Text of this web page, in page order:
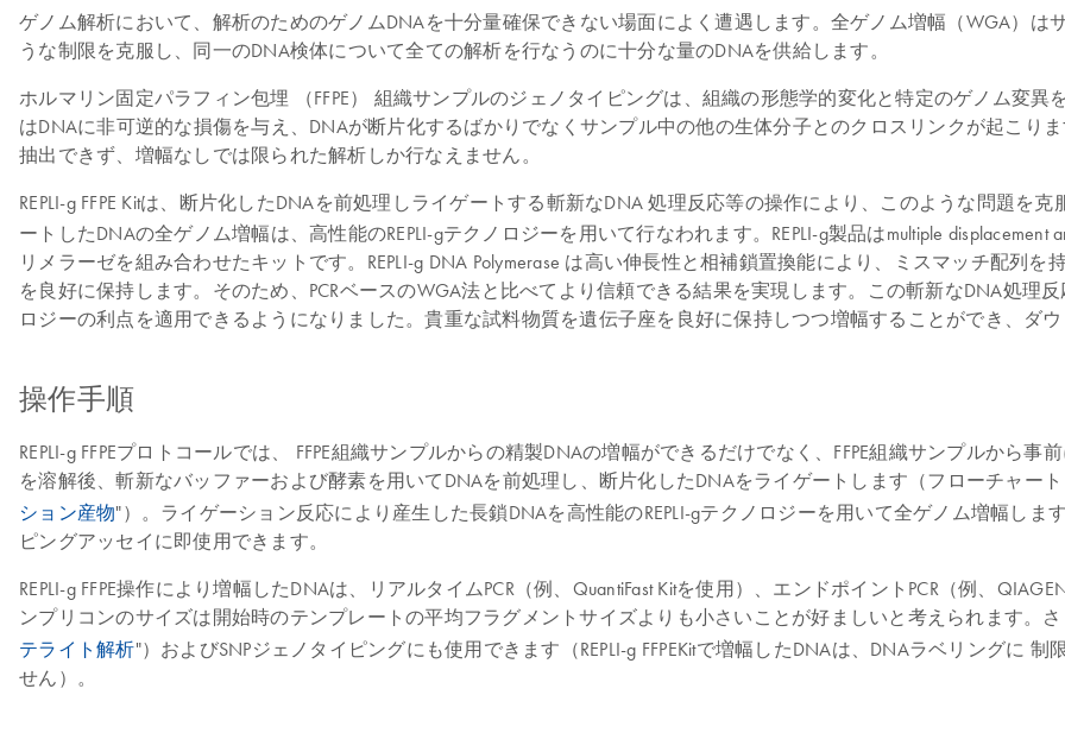
ゲノム解析において、解析のためのゲノムDNAを十分量確保できない場面によく遭遇します。全ゲノム増幅（WGA）
うな制限を克服し、同一のDNA検体について全ての解析を行なうのに十分な量のDNAを供給します。
ホルマリン固定パラフィン包埋 （FFPE） 組織サンプルのジェノタイピングは、組織の形態学的変化と特定のゲノム変
はDNAに非可逆的な損傷を与え、DNAが断片化するばかりでなくサンプル中の他の生体分子とのクロスリンクが起こり
抽出できず、増幅なしでは限られた解析しか行なえません。
REPLI-g FFPE Kitは、断片化したDNAを前処理しライゲートする斬新なDNA 処理反応等の操作により、このような問題を克
ートしたDNAの全ゲノム増幅は、高性能のREPLI-gテクノロジーを用いて行なわれます。REPLI-g製品はmultiple
リメラーゼを組み合わせたキットです。REPLI-g DNA Polymerase は高い伸長性と相補鎖置換能により、ミスマッチ配列
を良好に保持します。そのため、PCRベースのWGA法と比べてより信頼できる結果を実現します。
この斬新なDNA処理
ロジーの利点を適用できるようになりました。貴重な試料物質を遺伝子座を良好に保持しつつ増幅することができ、ダ
操作手順
REPLI-g FFPEプロトコールでは、 FFPE組織サンプルからの精製DNAの増幅ができるだけでなく、FFPE組織サンプルから
を溶解後、斬新なバッファーおよび酵素を用いてDNAを前処理し、断片化したDNAをライゲートします（フローチャー
ション産物"）。ライゲーション反応により産生した長鎖DNAを高性能のREPLI-gテクノロジーを用いて全ゲノム増幅し
ピングアッセイに即使用できます。
REPLI-g FFPE操作により増幅したDNAは、リアルタイムPCR（例、QuantiFast Kitを使用）、エンドポイントPCR（例、
ンプリコンのサイズは開始時のテンプレートの平均フラグメントサイズよりも小さいことが好ましいと考えられます。
テライト解析"）およびSNPジェノタイピングにも使用できます（REPLI-g FFPEKitで増幅したDNAは、DNAラベリングに
せん）。